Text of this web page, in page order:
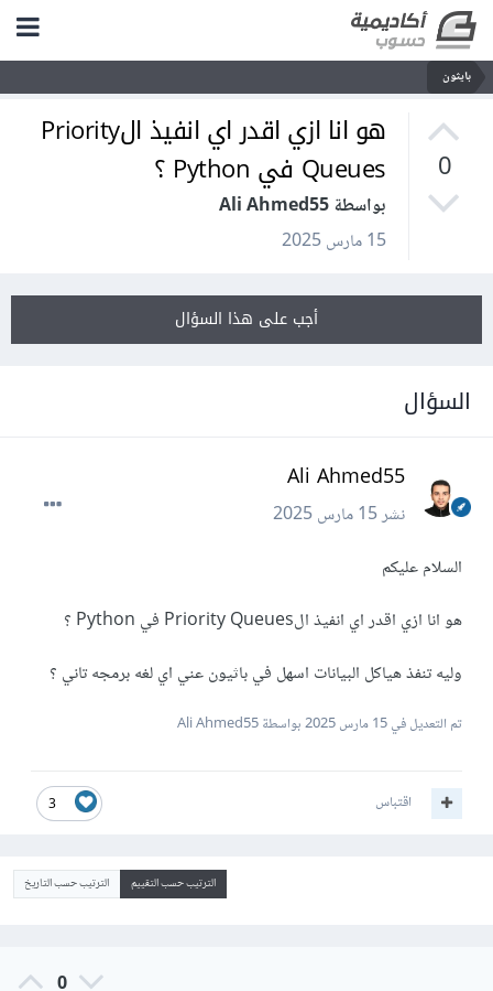
بايثون
0
هو انا ازي اقدر اي انفيذ الPriority
Queues في Python ؟
بواسطة Ali Ahmed55
15 مارس 2025
أجب على هذا السؤال
السؤال
Ali Ahmed55
نشر15 مارس 2025
السلام عليكم
هو انا ازي اقدر اي انفيذ الPriority Queues في Python ؟
وليه تنفذ هياكل البيانات اسهل في باثيون عني اي لغه برمجه تاني ؟
تم التعديل في15 مارس 2025 بواسطة Ali Ahmed55
3 اقتباس
الترتيب حسب التقييم الترتيب حسب التاريخ